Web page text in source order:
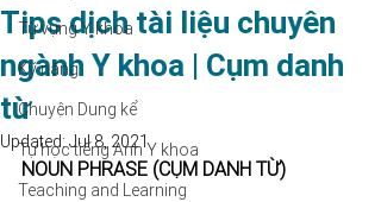
Từ vựng Y khoa
Kỹ năng
Chuyện Dung kể
Tự học tiếng Anh Y khoa
Teaching and Learning
Tips dịch tài liệu chuyên
ngành Y khoa | Cụm danh
từ
Updated:Jul 8, 2021
NOUN PHRASE (CỤM DANH TỪ)